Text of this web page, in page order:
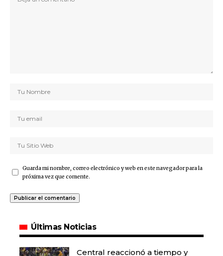
Guarda mi nombre, correo electrónico y web en este navegador para la
próxima vez que comente.
Últimas Noticias
Central reaccionó a tiempo y